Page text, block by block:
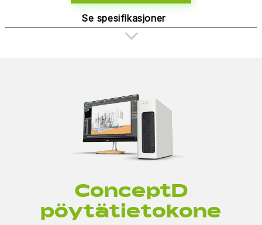
Se spesifikasjoner
ConceptD
pöytätietokone